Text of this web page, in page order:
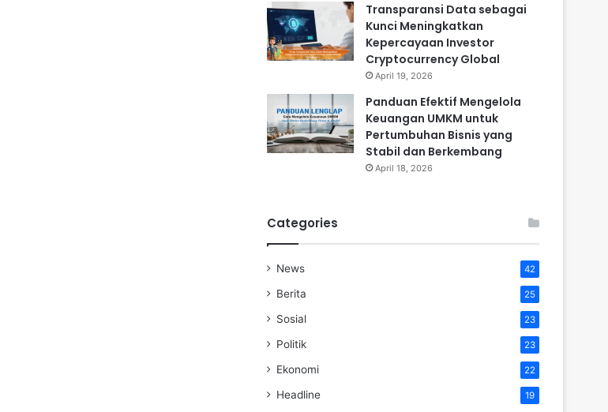
Transparansi Data sebagai
Kunci Meningkatkan
Kepercayaan Investor
Cryptocurrency Global
April 19, 2026
Panduan Efektif Mengelola
Keuangan UMKM untuk
Pertumbuhan Bisnis yang
Stabil dan Berkembang
April 18, 2026
Categories
News 42
Berita 25
Sosial 23
Politik 23
Ekonomi 22
Headline 19